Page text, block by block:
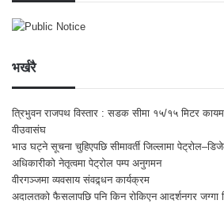
भर्खरै
त्रिभुवन राजपथ विस्तार : सडक सीमा १५/१५ मिटर कायम
वीउवासंघ
भाउ घट्ने सूचना चुहिएपछि सीमावर्ती जिल्लामा
अधिकारीको नेतृत्वमा पेट्रोल पम्प अनुगमन
वीरगञ्जमा व्यवसाय संवद्र्धन कार्यक्रम
अदालतको फैसलापछि पनि किन रोकिएन आदर्शनगर जग्गा